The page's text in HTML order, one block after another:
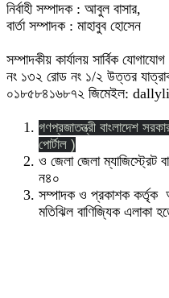
নির্বাহী সম্পাদক : আবুল
বার্তা সম্পাদক : মাহাবুব হোসেন
সম্পাদকীয় কার্যালয় সার্বিক
নং ১৩২ রোড নং ১/২ উত্তর
০১৮৫৮৪১৬৮৭২ জিমেইল:
গণপ্রজাতন্ত্রী বাংলাদেশ
পোর্টাল )
ও জেলা জেলা ম্যাজিস্ট্রেট
ন৪০
সম্পাদক ও প্রকাশক কর্তৃক
মতিঝিল বাণিজ্যিক এলাকা